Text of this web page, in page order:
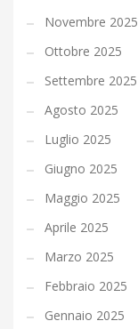
Novembre 2025
Ottobre 2025
Settembre 2025
Agosto 2025
Luglio 2025
Giugno 2025
Maggio 2025
Aprile 2025
Marzo 2025
Febbraio 2025
Gennaio 2025